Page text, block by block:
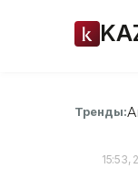
Тренды:
15:53,